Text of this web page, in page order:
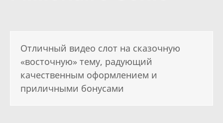
Отличный видео слот на сказочную
«восточную» тему, радующий
качественным оформлением и
приличными бонусами